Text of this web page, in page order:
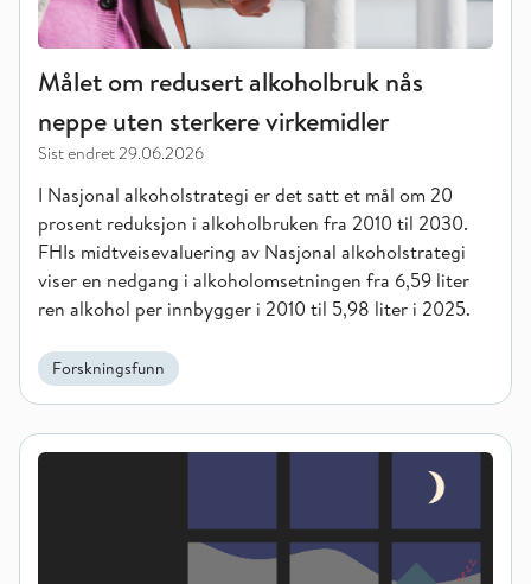
Målet om redusert alkoholbruk nås
neppe uten sterkere virkemidler
Sist endret29.06.2026
I Nasjonal alkoholstrategi er det satt et mål om 20
prosent reduksjon i alkoholbruken fra 2010 til 2030.
FHIs midtveisevaluering av Nasjonal alkoholstrategi
viser en nedgang i alkoholomsetningen fra 6,59 liter
ren alkohol per innbygger i 2010 til 5,98 liter i 2025.
Forskningsfunn
Norske ungdommer sover for lite